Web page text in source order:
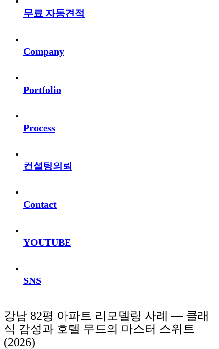
무료 자동견적
Company
Portfolio
Process
컨설팅의뢰
Contact
YOUTUBE
SNS
강남 82평 아파트 리모델링 사례 — 클래
식 감성과 호텔 무드의 마스터 스위트
(2026)